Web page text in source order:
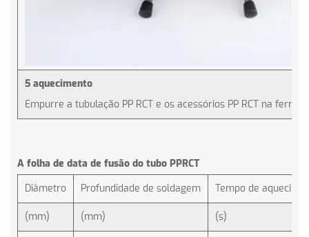
5 aquecimento
Empurre a tubulação PP RCT e os acessórios PP RCT na
A folha de data de fusão do tubo PPRCT
Diâmetro
Profundidade de soldagem Tempo de
(mm) (mm) (s)